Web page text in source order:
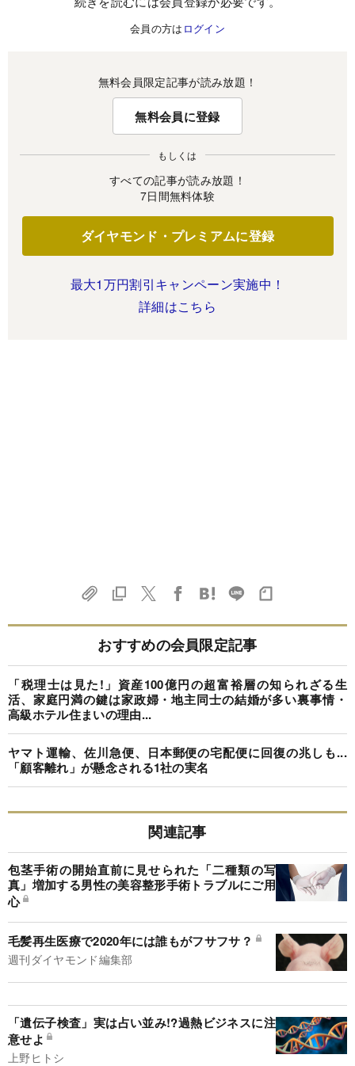
会員の方は ログイン
無料会員限定記事が読み放題！
無料会員に登録
もしくは
すべての記事が読み放題！
7日間無料体験
ダイヤモンド・プレミアムに登録
最大1万円割引キャンペーン実施中！
詳細はこちら
おすすめの会員限定記事
「税理士は見た!」資産100億円の超富裕層の知られざる生
活、家庭円満の鍵は家政婦・地主同士の結婚が多い裏事情・
高級ホテル住まいの理由...
ヤマト運輸、佐川急便、日本郵便の宅配便に回復の兆しも...
「顧客離れ」が懸念される1社の実名
関連記事
包茎手術の開始直前に見せられた「二種類の写
真」増加する男性の美容整形手術トラブルにご用
心
毛髪再生医療で2020年には誰もがフサフサ？
週刊ダイヤモンド編集部
「遺伝子検査」実は占い並み!?過熱ビジネスに注
意せよ
上野ヒトシ